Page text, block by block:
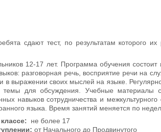
сдают тест, по результатам которого
12-17 лет. Программа обучения
разговорная речь, восприятие речи на
в выражении своих мыслей на языке.
темы для обсуждения. Учебные материалы
навыков сотрудничества и
языка. Время занятий меняется по
не более 17
от Начального до Продвинутого